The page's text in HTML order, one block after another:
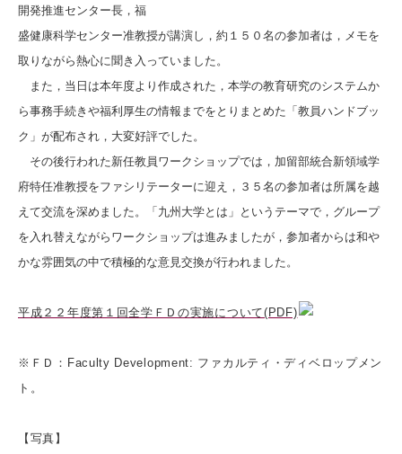
開発推進センター長，福
盛健康科学センター准教授が講演し，約１５０名の参加者は，メモを
取りながら熱心に聞き入っていました。
また，当日は本年度より作成された，本学の教育研究のシステムか
ら事務手続きや福利厚生の情報までをとりまとめた「教員ハンドブッ
ク」が配布され，大変好評でした。
その後行われた新任教員ワークショップでは，加留部統合新領域学
府特任准教授をファシリテーターに迎え，３５名の参加者は所属を越
えて交流を深めました。「九州大学とは」というテーマで，グループ
を入れ替えながらワークショップは進みましたが，参加者からは和や
かな雰囲気の中で積極的な意見交換が行われました。
平成２２年度第１回全学ＦＤの実施について(PDF)
※ＦＤ：Faculty Development: ファカルティ・ディベロップメン
ト。
【写真】